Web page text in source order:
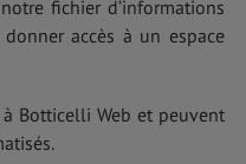
fichier d’informations
accès à un espace
Botticelli Web et peuvent